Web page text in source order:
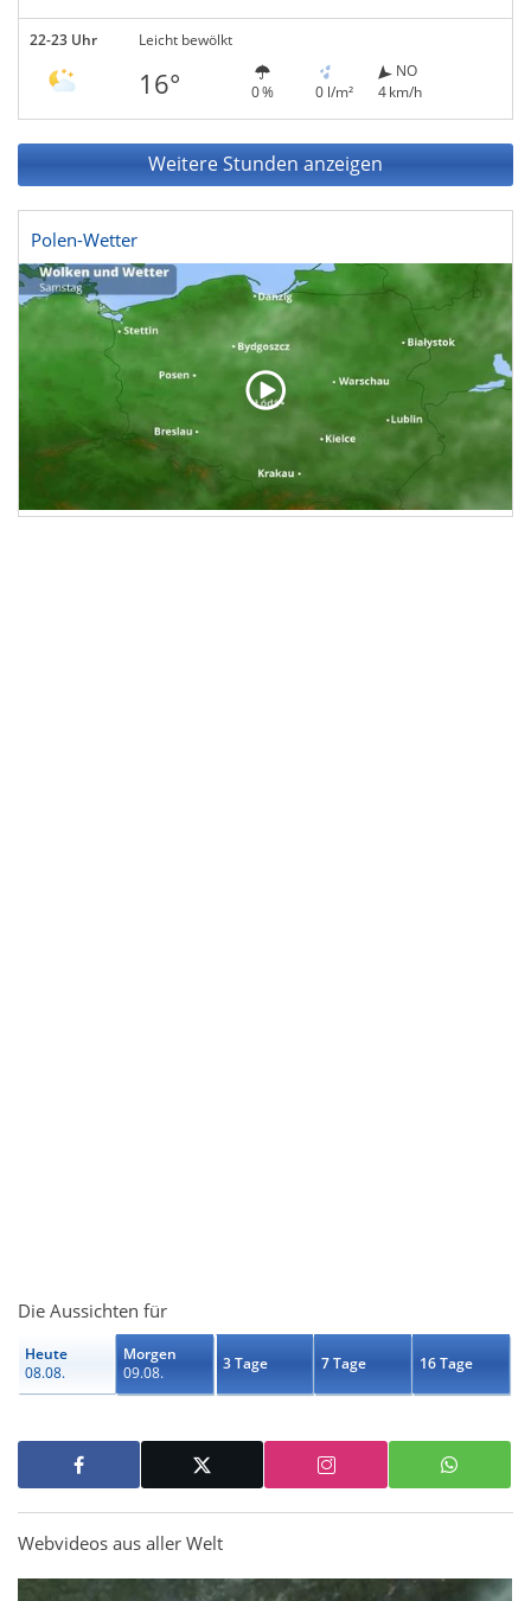
22-23 Uhr Leicht bewölkt
16° 0 % 0 l/m²
NO
4 km/h
Weitere Stunden anzeigen
Polen-Wetter
Die Aussichten für
Heute
08.08.
Morgen
09.08.
3 Tage 7 Tage 16 Tage
Webvideos aus aller Welt